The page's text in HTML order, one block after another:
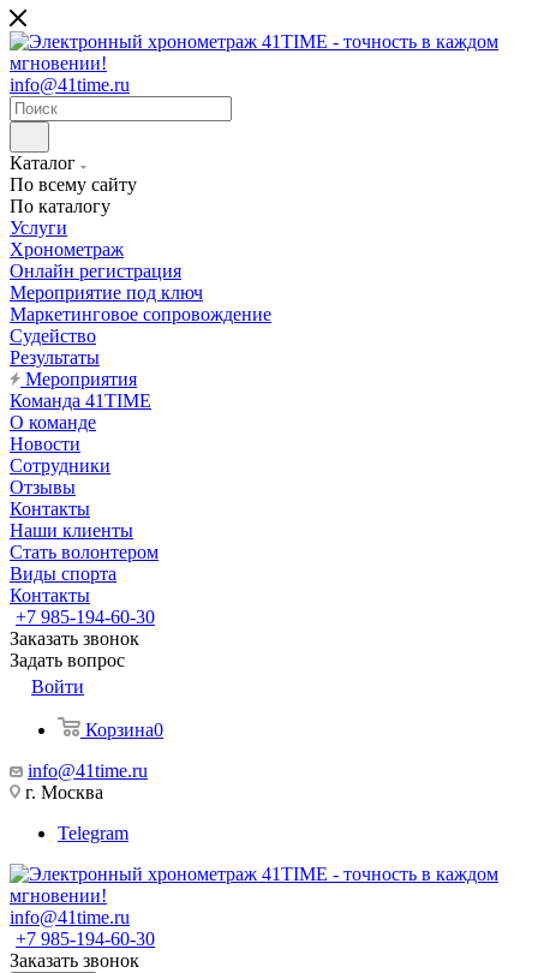
info@41time.ru
Каталог
По всему сайту
По каталогу
Услуги
Хронометраж
Онлайн регистрация
Мероприятие под ключ
Маркетинговое сопровождение
Судейство
Результаты
Мероприятия
Команда 41TIME
О команде
Новости
Сотрудники
Отзывы
Контакты
Наши клиенты
Стать волонтером
Виды спорта
Контакты
+7 985-194-60-30
Заказать звонок
Задать вопрос
Войти
Корзина0
info@41time.ru
г. Москва
Telegram
info@41time.ru
+7 985-194-60-30
Заказать звонок